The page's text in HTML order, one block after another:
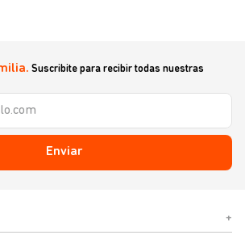
Suscribite para recibir todas nuestras
Enviar
+